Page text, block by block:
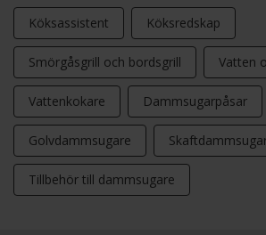
Köksassistent Köksredskap
Smörgåsgrill och bordsgrill Vatten
Vattenkokare Dammsugarpåsar
Golvdammsugare
Tillbehör till dammsugare